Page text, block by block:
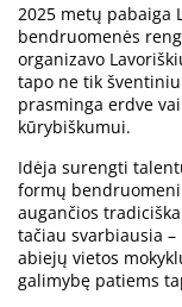
2025 metų pabaiga
bendruomenės
organizavo
tapo ne tik
prasminga erdve
kūrybiškumui.
Idėja surengti
formų
augančios
tačiau svarbiausia
abiejų vietos
galimybę patiems